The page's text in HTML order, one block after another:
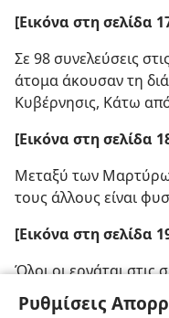
Ρυθμίσεις
[Εικόνα στη σελίδα
Σε 98 συνελεύσεις
άτομα άκουσαν τη
Κυβέρνησις, Κάτω
[Εικόνα στη σελίδα
Μεταξύ των
τους άλλους είναι
[Εικόνα στη σελίδα
Όλοι οι εργάται στις
εθελονταί· κανείς δεν